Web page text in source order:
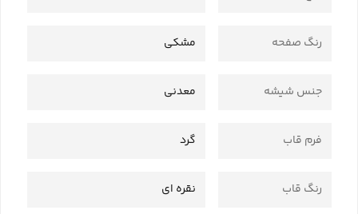
رنگ صفحه مشکی
جنس شیشه معدنی
فرم قاب گرد
رنگ قاب نقره ای